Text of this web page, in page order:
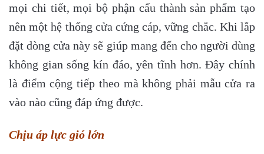
mọi chi tiết, mọi bộ phận cấu thành sản phẩm tạo
nên một hệ thống cửa cứng cáp, vững chắc. Khi lắp
đặt dòng cửa này sẽ giúp mang đến cho người dùng
không gian sống kín đáo, yên tĩnh hơn. Đây chính
là điểm cộng tiếp theo mà không phải mẫu cửa ra
vào nào cũng đáp ứng được.
Chịu áp lực gió lớn